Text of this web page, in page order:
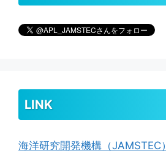
LINK
海洋研究開発機構（JAMSTEC）